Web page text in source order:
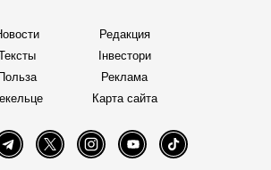
Редакция
Інвестори
Реклама
Карта сайта
TelegramTwitter InstagramYouTube TikTok